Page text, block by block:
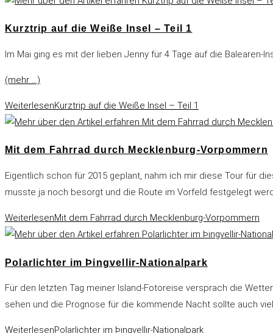
Kurztrip auf die Weiße Insel – Teil 1
Im Mai ging es mit der lieben Jenny für 4 Tage auf die Balearen-
(mehr …)
WeiterlesenKurztrip auf die Weiße Insel – Teil 1
Mit dem Fahrrad durch Mecklenburg-Vorpommern
Eigentlich schon für 2015 geplant, nahm ich mir diese Tour für
musste ja noch besorgt und die Route im Vorfeld festgelegt
WeiterlesenMit dem Fahrrad durch Mecklenburg-Vorpommern
Polarlichter im Þingvellir-Nationalpark
Für den letzten Tag meiner Island-Fotoreise versprach die
sehen und die Prognose für die kommende Nacht sollte auch
WeiterlesenPolarlichter im Þingvellir-Nationalpark